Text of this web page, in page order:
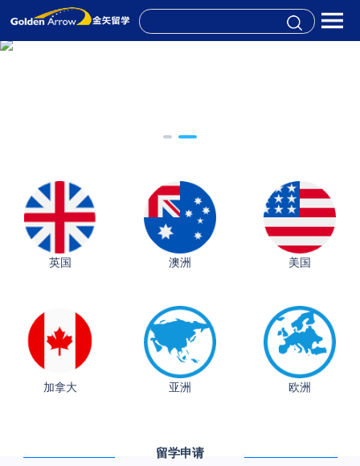
英国 澳洲 美国
加拿大 亚洲 欧洲
留学申请
从上海财大2+2到谢菲尔德：低均分逆袭QS百强金